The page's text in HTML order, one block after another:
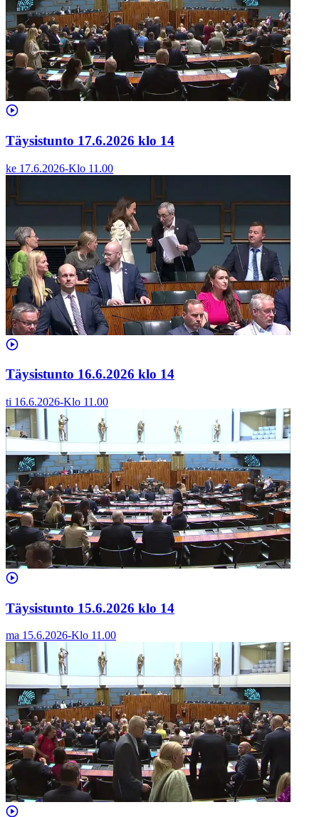
Täysistunto 17.6.2026 klo 14
ke 17.6.2026-Klo 11.00
Täysistunto 16.6.2026 klo 14
ti 16.6.2026-Klo 11.00
Täysistunto 15.6.2026 klo 14
ma 15.6.2026-Klo 11.00